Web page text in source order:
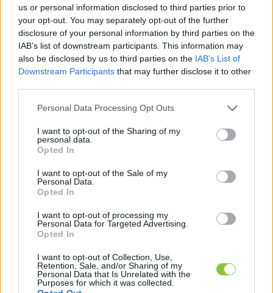
us or personal information disclosed to third parties prior to
your opt-out. You may separately opt-out of the further
disclosure of your personal information by third parties on the
IAB’s list of downstream participants. This information may
also be disclosed by us to third parties on the IAB’s List of
Downstream Participants that may further disclose it to other
Please note that this website/app uses one or more Google
not limited to your visit or usage behaviour. You may click to
grant or deny consent to Google and its third-party tags to
use your data for below specified purposes in below Google
consent section.
Personal Data Processing Opt Outs
I want to opt-out of the Sharing of my
personal data.
Opted In
I want to opt-out of the Sale of my
Personal Data.
Opted In
I want to opt-out of processing my
Personal Data for Targeted Advertising.
Opted In
I want to opt-out of Collection, Use,
Retention, Sale, and/or Sharing of my
Personal Data that Is Unrelated with the
Purposes for which it was collected.
Magyarázatként: Kozák Polett a Kecskeméti
Televízió Nonprofit Kft. ügyvezetője, a
Kecskeméti Médiacentrum portfoliója
tartalmazza a Kecskeméti Televíziót, a Hírös.hu-t
és a Kecskeméti Lapokat.
Múlt héten mi is megírtuk véleménycikkben
hogy a Fidesz üzenőfalává kezd válni az
önkormányzati hírportál, amely például az
egyben átvette a kormánypártok 2-es
Tamásnak – aki egyben a Kecskeméti Járási
Hivatal vezetője – közösségi oldalán közzétett